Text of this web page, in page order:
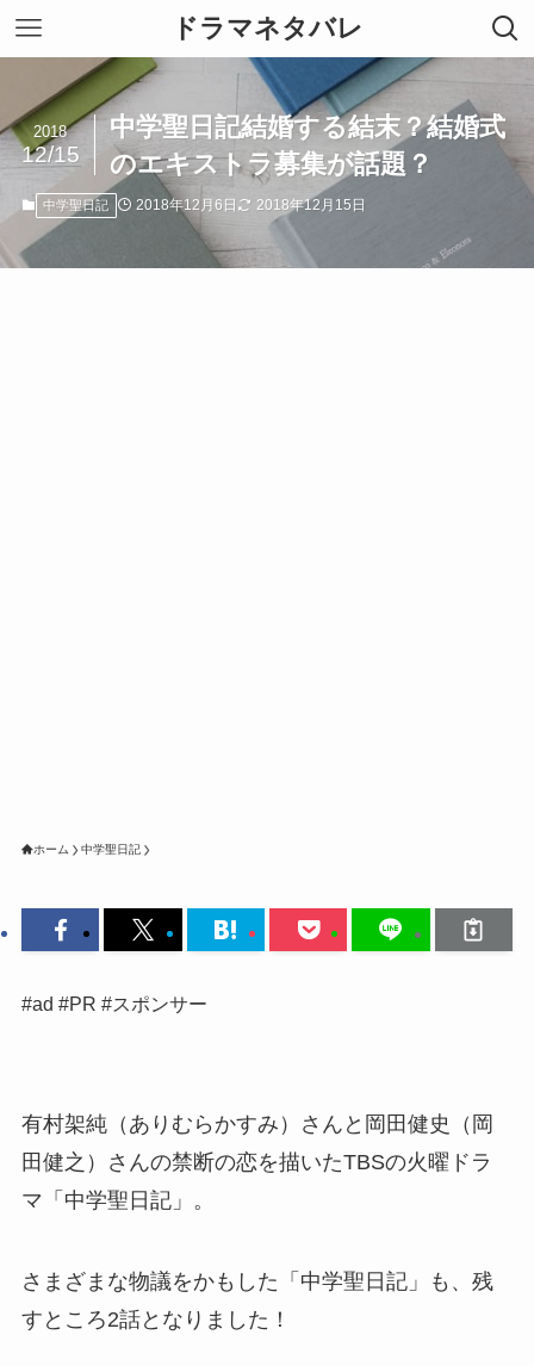
ドラマネタバレ
中学聖日記結婚する結末？結婚式
のエキストラ募集が話題？
2018
12/15
中学聖日記 2018年12月6日 2018年12月15日
ホーム 中学聖日記
#ad #PR #スポンサー
有村架純（ありむらかすみ）さんと岡田健史（岡
田健之）さんの禁断の恋を描いたTBSの火曜ドラ
マ「中学聖日記」。
さまざまな物議をかもした「中学聖日記」も、残
すところ2話となりました！